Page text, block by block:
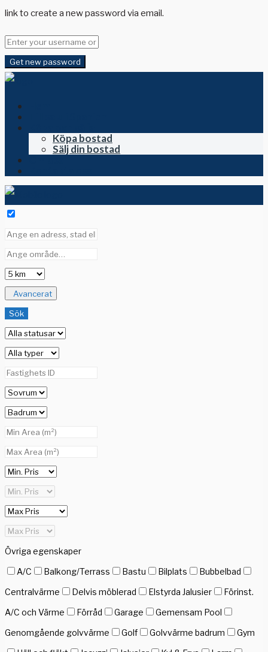
link to create a new password via email.
Get new password
Köpa bostad
Sälj din bostad
Avancerat
Sök
Övriga egenskaper
A/C
Balkong/Terrass Bastu Bilplats
Bubbelbad
Centralvärme
Delvis möblerad Elstyrda Jalusier
Förinst.
A/C och Värme
Förråd Garage
Gemensam Pool
Genomgående golvvärme
Golf Golvvärme badrum
Gym